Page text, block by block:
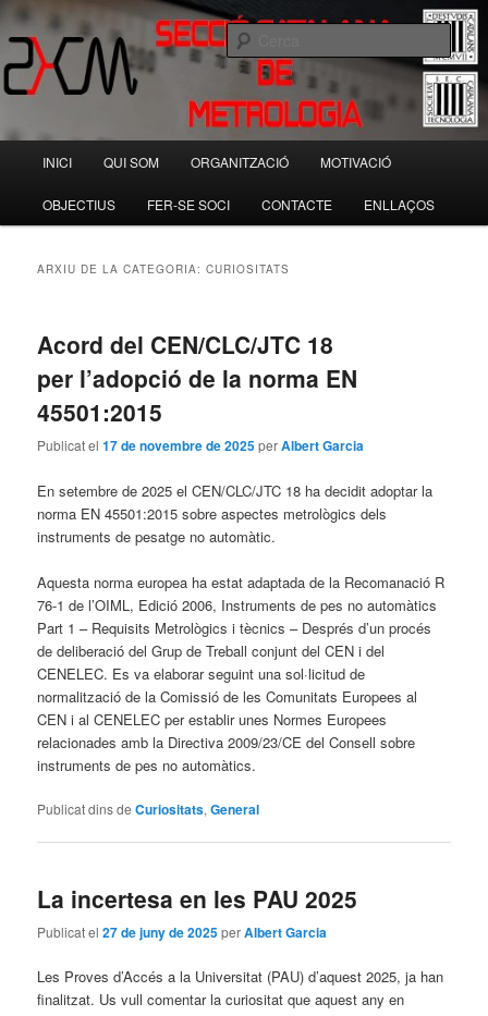
Aneu
al
contingut
principal
Aneu
al
contingut
secundariSecció Catalana de Metrologia
Societat Catalana de Tecnologia
Cerca
principal
INICI QUI SOM ORGANITZACIÓ MOTIVACIÓ
OBJECTIUS FER-SE SOCI CONTACTE ENLLAÇOS
ARXIU DE LA CATEGORIA:CURIOSITATS
Acord del CEN/CLC/JTC 18
per l’adopció de la norma EN
45501:2015
Publicat el17 de novembre de 2025perAlbert Garcia
En setembre de 2025 el CEN/CLC/JTC 18 ha decidit adoptar la
norma EN 45501:2015 sobre aspectes metrològics dels
instruments de pesatge no automàtic.
Aquesta norma europea ha estat adaptada de la Recomanació R
76-1 de l’OIML, Edició 2006, Instruments de pes no automàtics
Part 1 – Requisits Metrològics i tècnics – Després d’un procés
de deliberació del Grup de Treball conjunt del CEN i del
CENELEC. Es va elaborar seguint una sol·licitud de
normalització de la Comissió de les Comunitats Europees al
CEN i al CENELEC per establir unes Normes Europees
relacionades amb la Directiva 2009/23/CE del Consell sobre
instruments de pes no automàtics.
Publicat dins de Curiositats,General
La incertesa en les PAU 2025
Publicat el27 de juny de 2025perAlbert Garcia
Les Proves d’Accés a la Universitat (PAU) d’aquest 2025, ja han
finalitzat. Us vull comentar la curiositat que aquest any en